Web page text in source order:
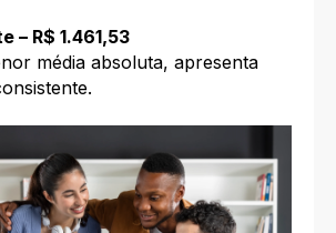
– R$ 1.461,53
média absoluta, apresenta